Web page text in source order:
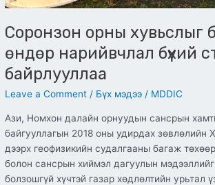
Соронзон орны хувьслыг
өндөр нарийвчлал бүхий
байрлууллаа
Leave a Comment / Бүх мэдээ / MDDIC
Ази, Номхон далайн орнуудын сансрын
байгууллагын 2018 оны удирдах зөвлөлийн
дээрх геофизикийн судалгааны багаж
болон сансрын хиймэл дагуулын мэдээллийг
болзошгүй хүчтэй газар хөдлөлтийн урьтал